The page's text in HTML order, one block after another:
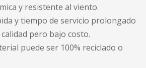
y resistente al viento.
y tiempo de servicio prolongado
pero bajo costo.
puede ser 100% reciclado o